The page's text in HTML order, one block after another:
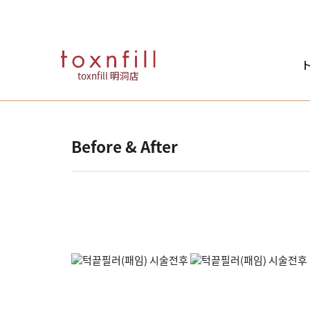
toxnfill 明洞店
Before & After